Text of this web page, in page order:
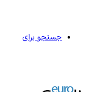
جستجو برای